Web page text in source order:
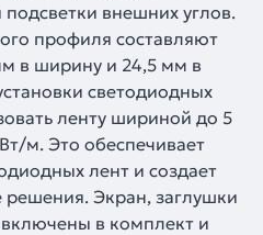
внешних углов.
профиля составляют
в ширину и 24,5 мм в
светодиодных
ленту шириной до 5
м. Это обеспечивает
лент и создает
Экран, заглушки
включены в комплект и